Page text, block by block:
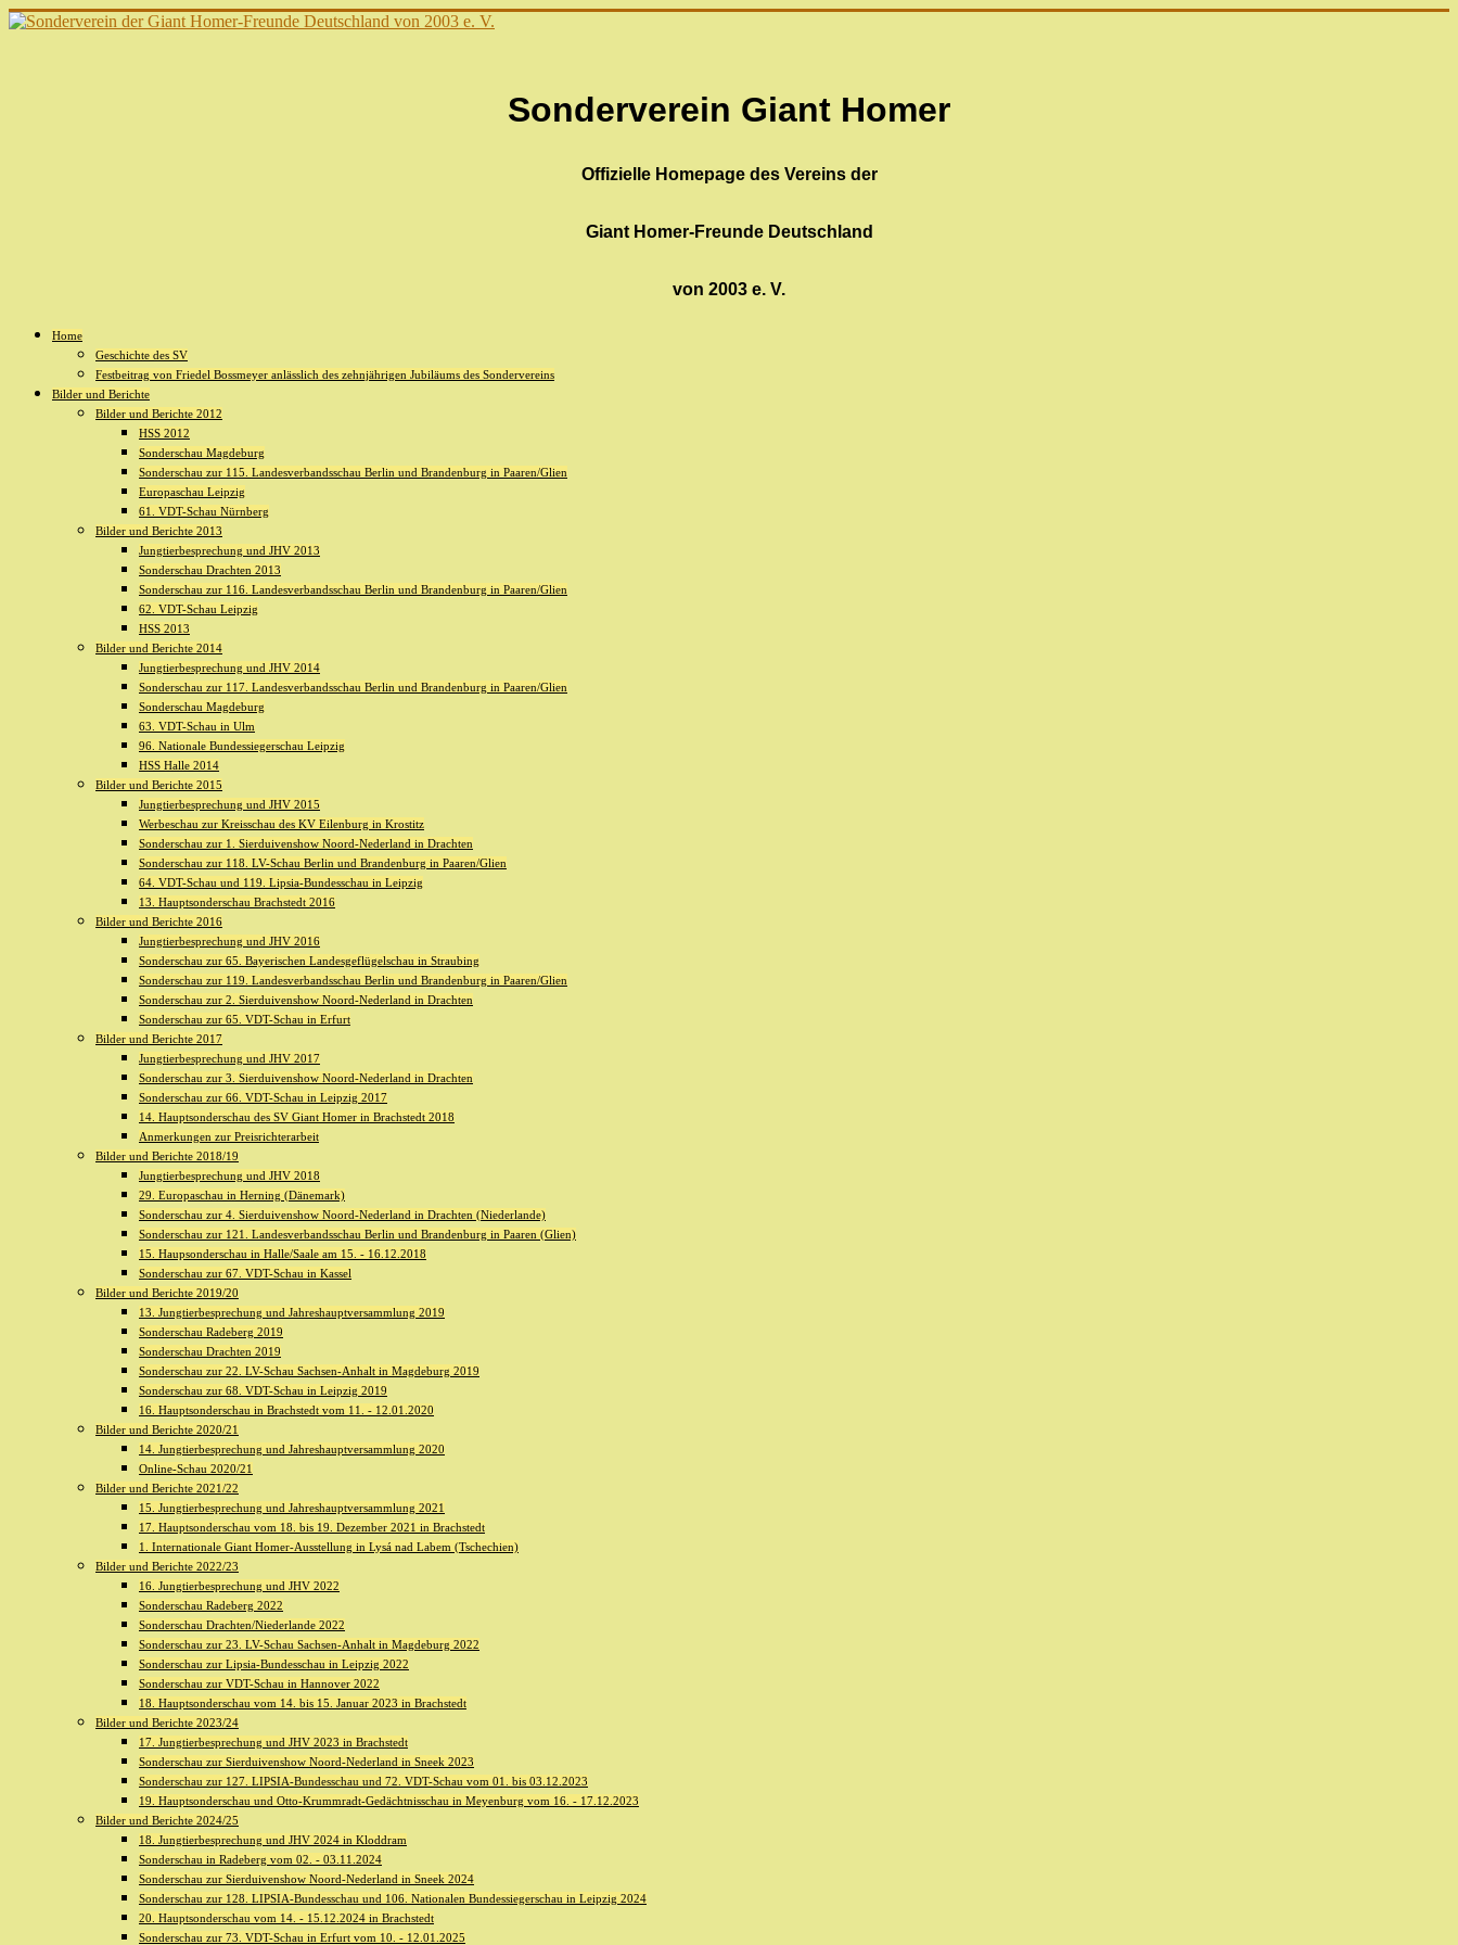
Sonderverein Giant Homer
Offizielle Homepage des Vereins der
Giant Homer-Freunde Deutschland
von 2003 e. V.
Home
Geschichte des SV
Festbeitrag von Friedel Bossmeyer anlässlich des zehnjährigen Jubiläums des Sondervereins
Bilder und Berichte
Bilder und Berichte 2012
HSS 2012
Sonderschau Magdeburg
Sonderschau zur 115. Landesverbandsschau Berlin und Brandenburg in Paaren/Glien
Europaschau Leipzig
61. VDT-Schau Nürnberg
Bilder und Berichte 2013
Jungtierbesprechung und JHV 2013
Sonderschau Drachten 2013
Sonderschau zur 116. Landesverbandsschau Berlin und Brandenburg in Paaren/Glien
62. VDT-Schau Leipzig
HSS 2013
Bilder und Berichte 2014
Jungtierbesprechung und JHV 2014
Sonderschau zur 117. Landesverbandsschau Berlin und Brandenburg in Paaren/Glien
Sonderschau Magdeburg
63. VDT-Schau in Ulm
96. Nationale Bundessiegerschau Leipzig
HSS Halle 2014
Bilder und Berichte 2015
Jungtierbesprechung und JHV 2015
Werbeschau zur Kreisschau des KV Eilenburg in Krostitz
Sonderschau zur 1. Sierduivenshow Noord-Nederland in Drachten
Sonderschau zur 118. LV-Schau Berlin und Brandenburg in Paaren/Glien
64. VDT-Schau und 119. Lipsia-Bundesschau in Leipzig
13. Hauptsonderschau Brachstedt 2016
Bilder und Berichte 2016
Jungtierbesprechung und JHV 2016
Sonderschau zur 65. Bayerischen Landesgeflügelschau in Straubing
Sonderschau zur 119. Landesverbandsschau Berlin und Brandenburg in Paaren/Glien
Sonderschau zur 2. Sierduivenshow Noord-Nederland in Drachten
Sonderschau zur 65. VDT-Schau in Erfurt
Bilder und Berichte 2017
Jungtierbesprechung und JHV 2017
Sonderschau zur 3. Sierduivenshow Noord-Nederland in Drachten
Sonderschau zur 66. VDT-Schau in Leipzig 2017
14. Hauptsonderschau des SV Giant Homer in Brachstedt 2018
Anmerkungen zur Preisrichterarbeit
Bilder und Berichte 2018/19
Jungtierbesprechung und JHV 2018
29. Europaschau in Herning (Dänemark)
Sonderschau zur 4. Sierduivenshow Noord-Nederland in Drachten (Niederlande)
Sonderschau zur 121. Landesverbandsschau Berlin und Brandenburg in Paaren (Glien)
15. Haupsonderschau in Halle/Saale am 15. - 16.12.2018
Sonderschau zur 67. VDT-Schau in Kassel
Bilder und Berichte 2019/20
13. Jungtierbesprechung und Jahreshauptversammlung 2019
Sonderschau Radeberg 2019
Sonderschau Drachten 2019
Sonderschau zur 22. LV-Schau Sachsen-Anhalt in Magdeburg 2019
Sonderschau zur 68. VDT-Schau in Leipzig 2019
16. Hauptsonderschau in Brachstedt vom 11. - 12.01.2020
Bilder und Berichte 2020/21
14. Jungtierbesprechung und Jahreshauptversammlung 2020
Online-Schau 2020/21
Bilder und Berichte 2021/22
15. Jungtierbesprechung und Jahreshauptversammlung 2021
17. Hauptsonderschau vom 18. bis 19. Dezember 2021 in Brachstedt
1. Internationale Giant Homer-Ausstellung in Lysá nad Labem (Tschechien)
Bilder und Berichte 2022/23
16. Jungtierbesprechung und JHV 2022
Sonderschau Radeberg 2022
Sonderschau Drachten/Niederlande 2022
Sonderschau zur 23. LV-Schau Sachsen-Anhalt in Magdeburg 2022
Sonderschau zur Lipsia-Bundesschau in Leipzig 2022
Sonderschau zur VDT-Schau in Hannover 2022
18. Hauptsonderschau vom 14. bis 15. Januar 2023 in Brachstedt
Bilder und Berichte 2023/24
17. Jungtierbesprechung und JHV 2023 in Brachstedt
Sonderschau zur Sierduivenshow Noord-Nederland in Sneek 2023
Sonderschau zur 127. LIPSIA-Bundesschau und 72. VDT-Schau vom 01. bis 03.12.2023
19. Hauptsonderschau und Otto-Krummradt-Gedächtnisschau in Meyenburg vom 16. - 17.12.2023
Bilder und Berichte 2024/25
18. Jungtierbesprechung und JHV 2024 in Kloddram
Sonderschau in Radeberg vom 02. - 03.11.2024
Sonderschau zur Sierduivenshow Noord-Nederland in Sneek 2024
Sonderschau zur 128. LIPSIA-Bundesschau und 106. Nationalen Bundessiegerschau in Leipzig 2024
20. Hauptsonderschau vom 14. - 15.12.2024 in Brachstedt
Sonderschau zur 73. VDT-Schau in Erfurt vom 10. - 12.01.2025